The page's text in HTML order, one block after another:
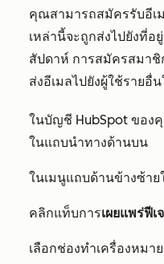
คุณสามารถสมัครรับอีเ
เหล่านี้จะถูกส่งไปยังที่
สัปดาห์ การสมัครสมา
ส่งอีเมลไปยังผู้ใช้รายอื่
ในบัญชี HubSpot ของ
ในแถบนำทางด้านบน
ในเมนูแถบด้านข้างซ้าย
คลิกแท็บการเผยแพร่ฟีเ
เลือกช่องทำเครื่องหมาย